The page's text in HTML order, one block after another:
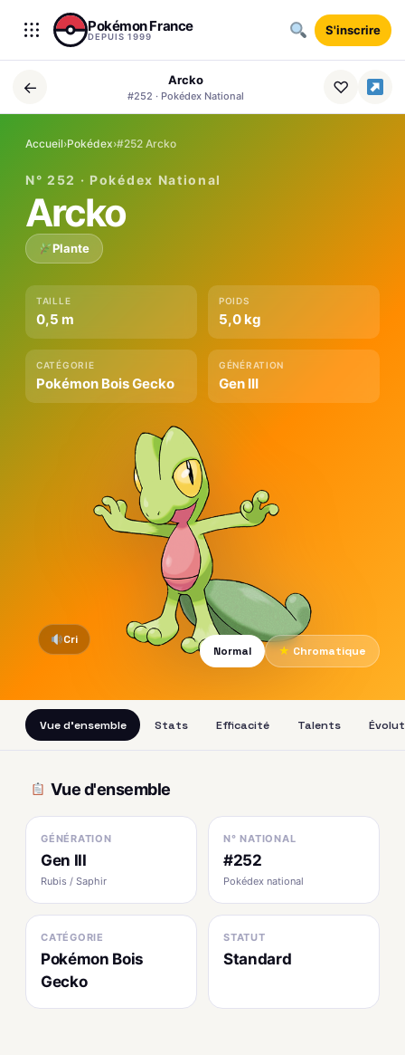
Aller au contenu
Pokémon France
DEPUIS 1999 S'inscrire
← Arcko
#252 · Pokédex National ♡
Accueil›Pokédex›#252 Arcko
N° 252 · Pokédex National
Arcko
Plante
TAILLE
0,5 m
POIDS
5,0 kg
CATÉGORIE
Pokémon Bois Gecko
GÉNÉRATION
Gen III
Cri
Normal
★ Chromatique
Vue d'ensemble Stats Efficacité Talents
Vue d'ensemble
GÉNÉRATION
Gen III
Rubis / Saphir
N° NATIONAL
#252
Pokédex national
CATÉGORIE
Pokémon Bois
Gecko
STATUT
Standard